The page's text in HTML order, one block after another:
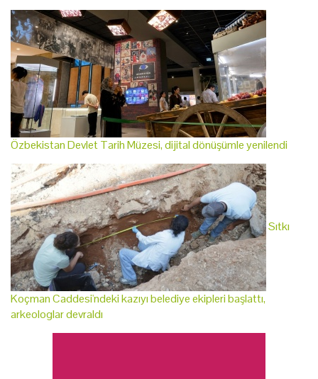
Özbekistan Devlet Tarih Müzesi, dijital dönüşümle yenilendi
Sıtkı
Koçman Caddesi'ndeki kazıyı belediye ekipleri başlattı,
arkeologlar devraldı